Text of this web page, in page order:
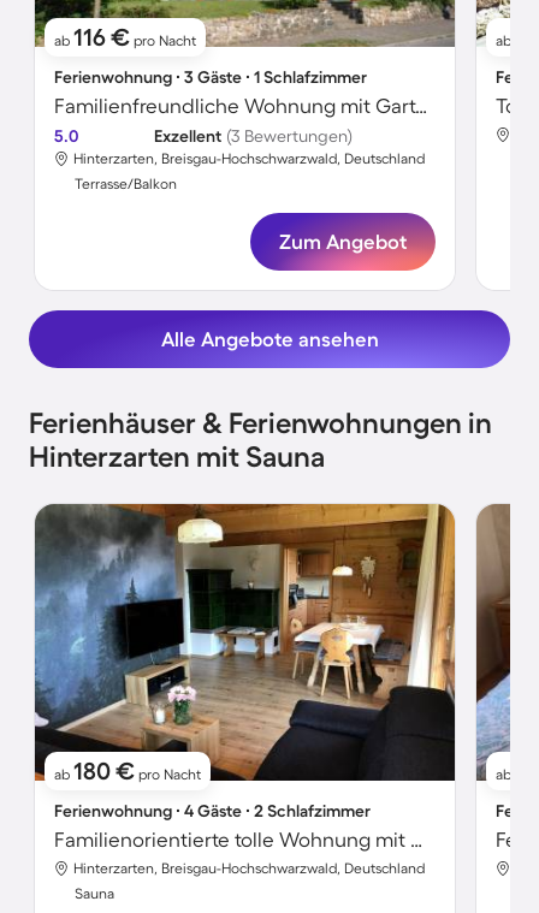
ab 116 € pro Nacht
Ferienwohnung ∙ 3 Gäste ∙ 1 Schlafzimmer
Familienfreundliche Wohnung mit Garten und schnellem Internet | Gartenblick | Perfekt für die Arbeit von Zuhause
5.0 Exzellent (3 Bewertungen)
Hinterzarten, Breisgau-Hochschwarzwald, Deutschland
Terrasse/Balkon
Zum Angebot
ab
Alle Angebote ansehen
Ferienhäuser & Ferienwohnungen in
Hinterzarten mit Sauna
ab 180 € pro Nacht
Ferienwohnung ∙ 4 Gäste ∙ 2 Schlafzimmer
Familienorientierte tolle Wohnung mit Grill, schnellem Internet und Garten | Gartenblick | Ideal für Homeoffice
Hinterzarten, Breisgau-Hochschwarzwald, Deutschland
Sauna
ab